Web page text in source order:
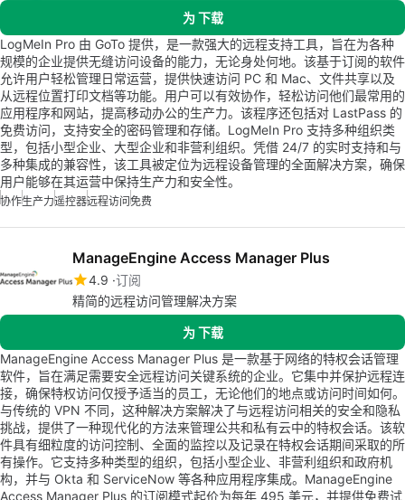
为 下载
LogMeIn Pro 由 GoTo 提供，是一款强大的远程支持工具，旨在为各种
规模的企业提供无缝访问设备的能力，无论身处何地。该基于订阅的软件
允许用户轻松管理日常运营，提供快速访问 PC 和 Mac、文件共享以及
从远程位置打印文档等功能。用户可以有效协作，轻松访问他们最常用的
应用程序和网站，提高移动办公的生产力。该程序还包括对 LastPass 的
免费访问，支持安全的密码管理和存储。LogMeIn Pro 支持多种组织类
型，包括小型企业、大型企业和非营利组织。凭借 24/7 的实时支持和与
多种集成的兼容性，该工具被定位为远程设备管理的全面解决方案，确保
用户能够在其运营中保持生产力和安全性。
协作生产力遥控器远程访问免费
ManageEngine Access Manager Plus
4.9 订阅
精简的远程访问管理解决方案
为 下载
ManageEngine Access Manager Plus 是一款基于网络的特权会话管理
软件，旨在满足需要安全远程访问关键系统的企业。它集中并保护远程连
接，确保特权访问仅授予适当的员工，无论他们的地点或访问时间如何。
与传统的 VPN 不同，这种解决方案解决了与远程访问相关的安全和隐私
挑战，提供了一种现代化的方法来管理公共和私有云中的特权会话。该软
件具有细粒度的访问控制、全面的监控以及记录在特权会话期间采取的所
有操作。它支持多种类型的组织，包括小型企业、非营利组织和政府机
构，并与 Okta 和 ServiceNow 等各种应用程序集成。ManageEngine
Access Manager Plus 的订阅模式起价为每年 495 美元，并提供免费试